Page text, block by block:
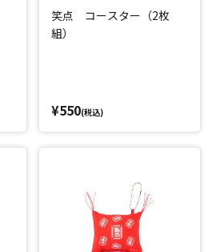
笑点 コースター（2枚
組）
¥550(税込)